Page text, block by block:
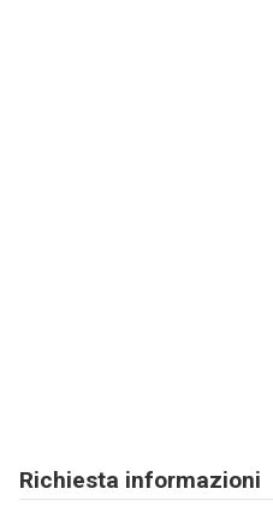
Richiesta informazioni